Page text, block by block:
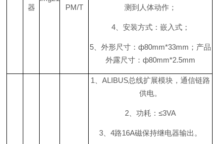
器
PM/T
测到人体动作；
4、安装方式：嵌入式；
5 、外形尺寸 ：ф80mm*33mm ；产品
外露尺寸 ：ф80mm*2.5mm
1 、ALIBUS总线扩展模块，通信链路
供电。
2 、功耗 ：≤3VA
3 、4路16A磁保持继电器输出。